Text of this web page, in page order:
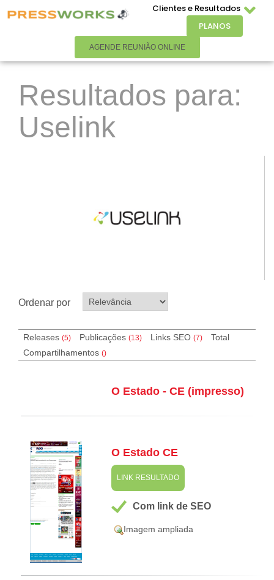
Clientes e Resultados
PLANOS
AGENDE REUNIÃO ONLINE
Resultados para:
Uselink
Ordenar por
Releases (5) Publicações (13) Links SEO (7)
Total
Compartilhamentos ()
O Estado - CE (impresso)
O Estado CE
LINK RESULTADO
Com link de SEO
Imagem ampliada